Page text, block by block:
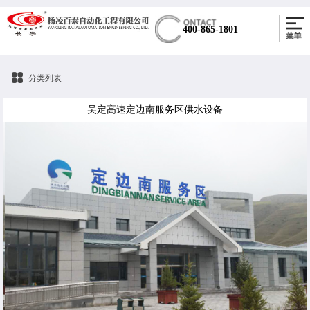
400-865-1801
分类列表
吴定高速定边南服务区供水设备